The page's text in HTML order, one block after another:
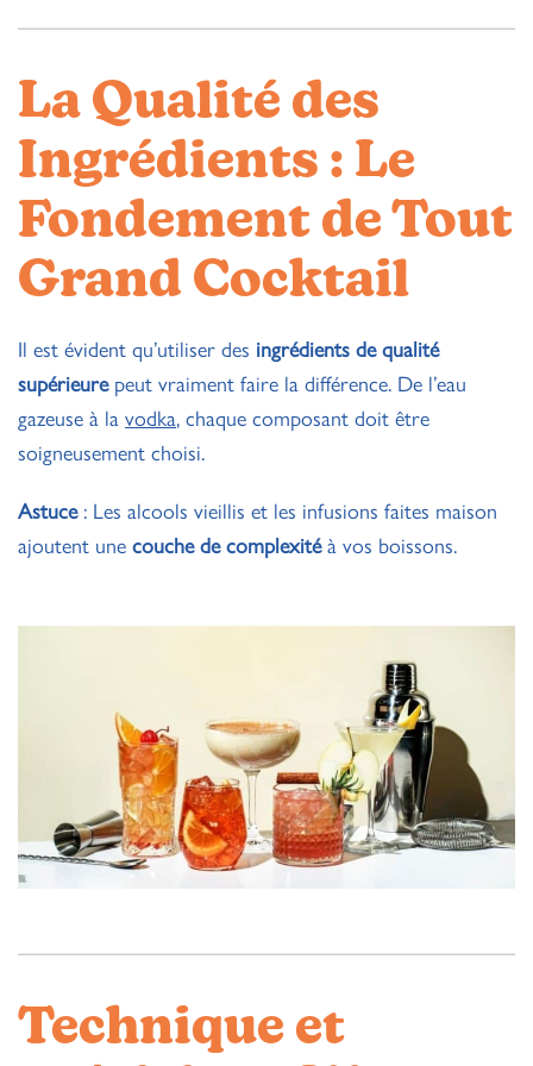
La Qualité des
Ingrédients : Le
Fondement de Tout
Grand Cocktail
Il est évident qu’utiliser des ingrédients de qualité
supérieurepeut vraiment faire la différence. De l’eau
gazeuse à la vodka, chaque composant doit être
soigneusement choisi.
Astuce: Les alcools vieillis et les infusions faites maison
ajoutent une couche de complexitéà vos boissons.
Technique et